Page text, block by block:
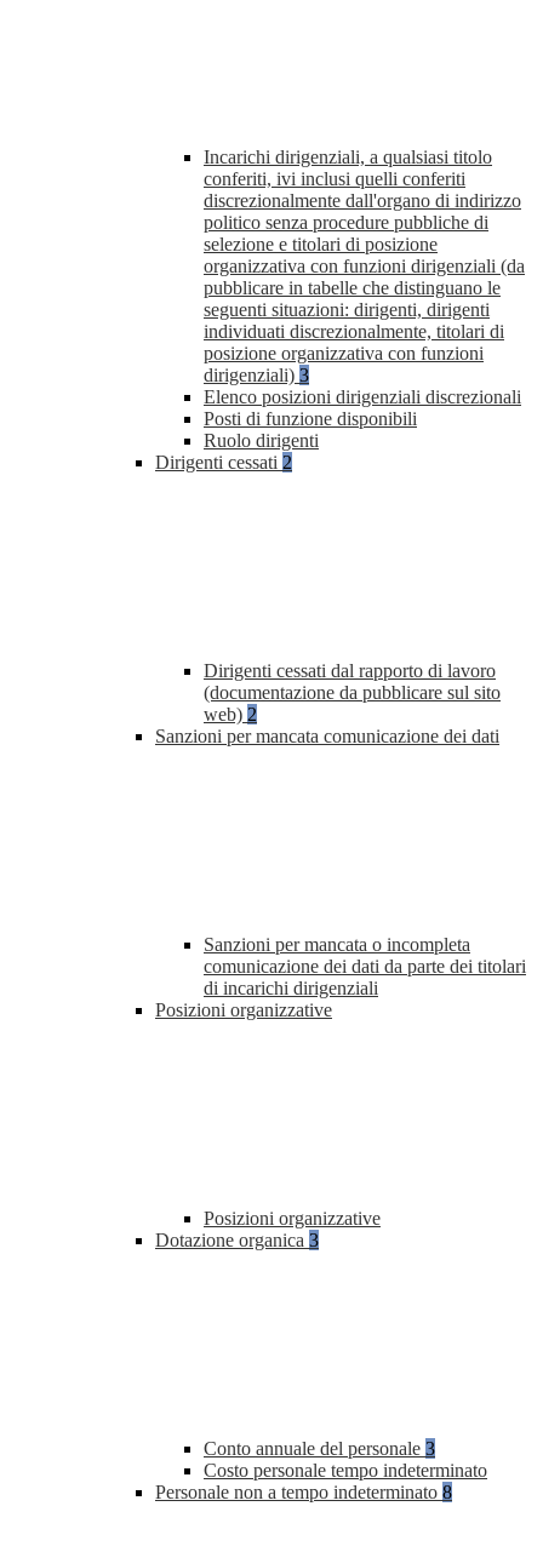
Incarichi dirigenziali, a qualsiasi titolo
conferiti, ivi inclusi quelli conferiti
discrezionalmente dall'organo di indirizzo
politico senza procedure pubbliche di
selezione e titolari di posizione
organizzativa con funzioni dirigenziali (da
pubblicare in tabelle che distinguano le
seguenti situazioni: dirigenti, dirigenti
individuati discrezionalmente, titolari di
posizione organizzativa con funzioni
dirigenziali) 3
Elenco posizioni dirigenziali discrezionali
Posti di funzione disponibili
Ruolo dirigenti
Dirigenti cessati 2
Dirigenti cessati dal rapporto di lavoro
(documentazione da pubblicare sul sito
web) 2
Sanzioni per mancata comunicazione dei dati
Sanzioni per mancata o incompleta
comunicazione dei dati da parte dei titolari
di incarichi dirigenziali
Posizioni organizzative
Posizioni organizzative
Dotazione organica 3
Conto annuale del personale 3
Costo personale tempo indeterminato
Personale non a tempo indeterminato 8